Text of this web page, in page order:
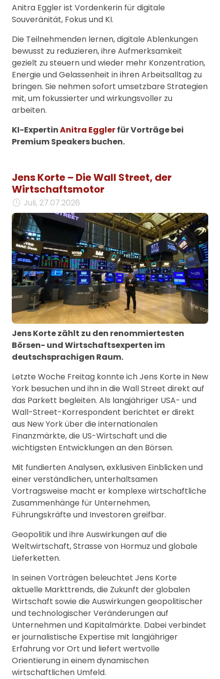
Anitra Eggler ist Vordenkerin für digitale
Souveränität, Fokus und KI.
Die Teilnehmenden lernen, digitale Ablenkungen
bewusst zu reduzieren, ihre Aufmerksamkeit
gezielt zu steuern und wieder mehr Konzentration,
Energie und Gelassenheit in ihren Arbeitsalltag zu
bringen. Sie nehmen sofort umsetzbare Strategien
mit, um fokussierter und wirkungsvoller zu
arbeiten.
KI-ExpertinAnitra Egglerfür Vorträge bei
Premium Speakers buchen.
Jens Korte – Die Wall Street, der
Wirtschaftsmotor
Juli, 27.07.2026
Jens Korte zählt zu den renommiertesten
Börsen- und Wirtschaftsexperten im
deutschsprachigen Raum.
Letzte Woche Freitag konnte ich Jens Korte in New
York besuchen und ihn in die Wall Street direkt auf
das Parkett begleiten. Als langjähriger USA- und
Wall-Street-Korrespondent berichtet er direkt
aus New York über die internationalen
Finanzmärkte, die US-Wirtschaft und die
wichtigsten Entwicklungen an den Börsen.
Mit fundierten Analysen, exklusiven Einblicken und
einer verständlichen, unterhaltsamen
Vortragsweise macht er komplexe wirtschaftliche
Zusammenhänge für Unternehmen,
Führungskräfte und Investoren greifbar.
Geopolitik und ihre Auswirkungen auf die
Weltwirtschaft, Strasse von Hormuz und globale
Lieferketten.
In seinen Vorträgen beleuchtet Jens Korte
aktuelle Markttrends, die Zukunft der globalen
Wirtschaft sowie die Auswirkungen geopolitischer
und technologischer Veränderungen auf
Unternehmen und Kapitalmärkte. Dabei verbindet
er journalistische Expertise mit langjähriger
Erfahrung vor Ort und liefert wertvolle
Orientierung in einem dynamischen
wirtschaftlichen Umfeld.